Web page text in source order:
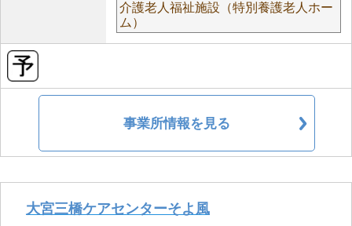
介護老人福祉施設（特別養護老人ホー
ム）
事業所情報を見る
大宮三橋ケアセンターそよ風